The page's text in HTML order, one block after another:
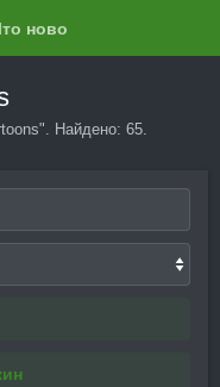
нового?
Найдено: 65.